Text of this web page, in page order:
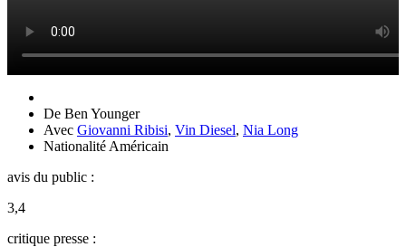
De Ben Younger
Avec Giovanni Ribisi, Vin Diesel, Nia Long
Nationalité Américain
avis du public :
3,4
critique presse :